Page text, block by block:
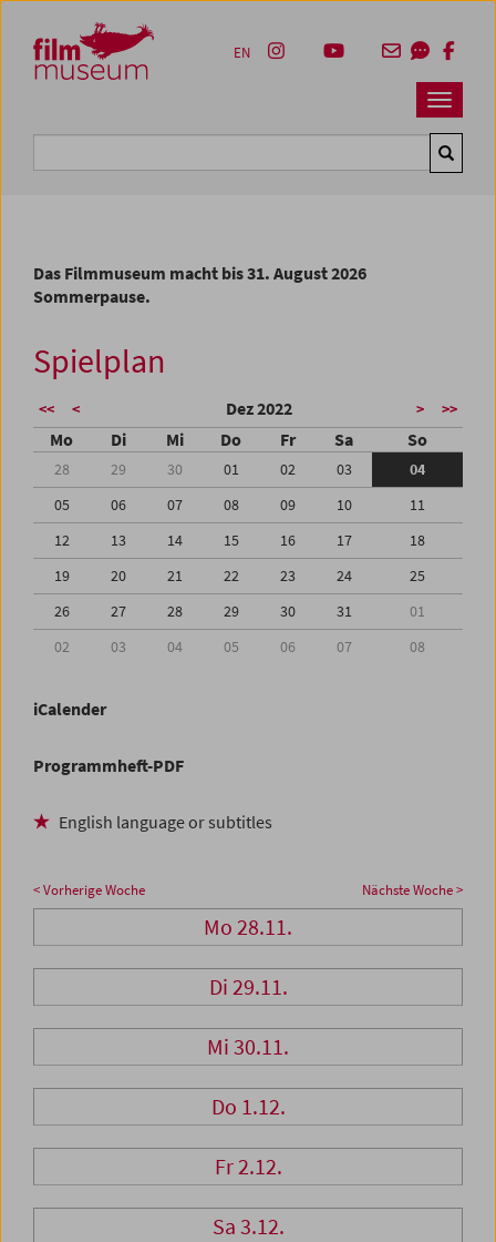
Zum Inhalt
Zum Hauptmenü
Zur Servicenavigation
Zum Suche
Navbar
EN
Das Filmmuseum macht bis 31. August 2026
Sommerpause.
Spielplan
<< < Dez 2022 > >>
Mo Di Mi Do Fr Sa So
28 29 30 01 02 03
04
05
06 07 08 09 10
11
12
13 14 15 16 17
18
19
20 21 22 23 24
25
26
27 28 29 30 31
01
02
03 04 05 06 07 08
iCalender
Programmheft-PDF
English language or subtitles
< Vorherige Woche Nächste Woche >
Mo 28.11.
Di 29.11.
Mi 30.11.
Do 1.12.
Fr 2.12.
Sa 3.12.